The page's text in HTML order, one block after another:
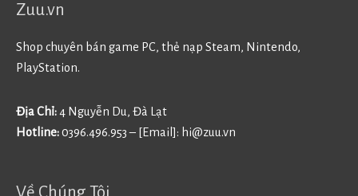
Zuu.vn
Shop chuyên bán game PC, thẻ nạp Steam, Nintendo,
PlayStation.
Địa Chỉ:4 Nguyễn Du, Đà Lạt
Hotline:0396.496.953 – [Email]: hi@zuu.vn
Về Chúng Tôi